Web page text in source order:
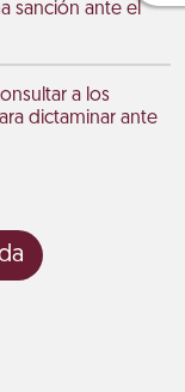
sanción ante el
a los
dictaminar ante